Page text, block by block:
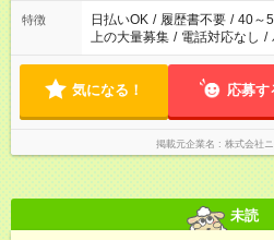
特徴 日払いOK / 履歴書不要 / 40～
上の大量募集 / 電話対応なし /
気になる！ 応募す
掲載元企業名 株式会社
未読